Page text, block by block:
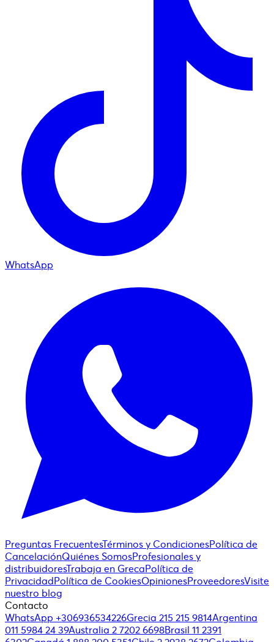
WhatsApp
Preguntas FrecuentesTérminos y CondicionesPolítica de
CancelaciónQuiénes SomosProfesionales y
distribuidoresTrabaja en GrecaPolítica de
PrivacidadPolítica de CookiesOpinionesProveedoresVisite
nuestro blog
Contacto
WhatsApp +306936534226Grecia 215 215 9814Argentina
011 5984 24 39Australia 2 7202 6698Brasil 11 2391